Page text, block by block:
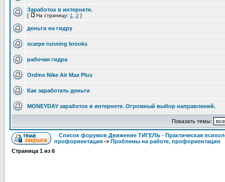
Заработок в интернете.
[ На страницу: 1 2 ]
деньги на гидру
scarpe running brooks
рабочая гидра
Ordine Nike Air Max Plus
Как заработать деньги
MONEYDAY заработок в интернете. Огромный выбор направлений.
Показать темы:
Список форумов Движение ТИГЕЛЬ - Практическая
профориентация -> Проблемы на работе, профориентация
Страница 1 из 6